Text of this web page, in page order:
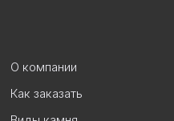
О компании
Как заказать